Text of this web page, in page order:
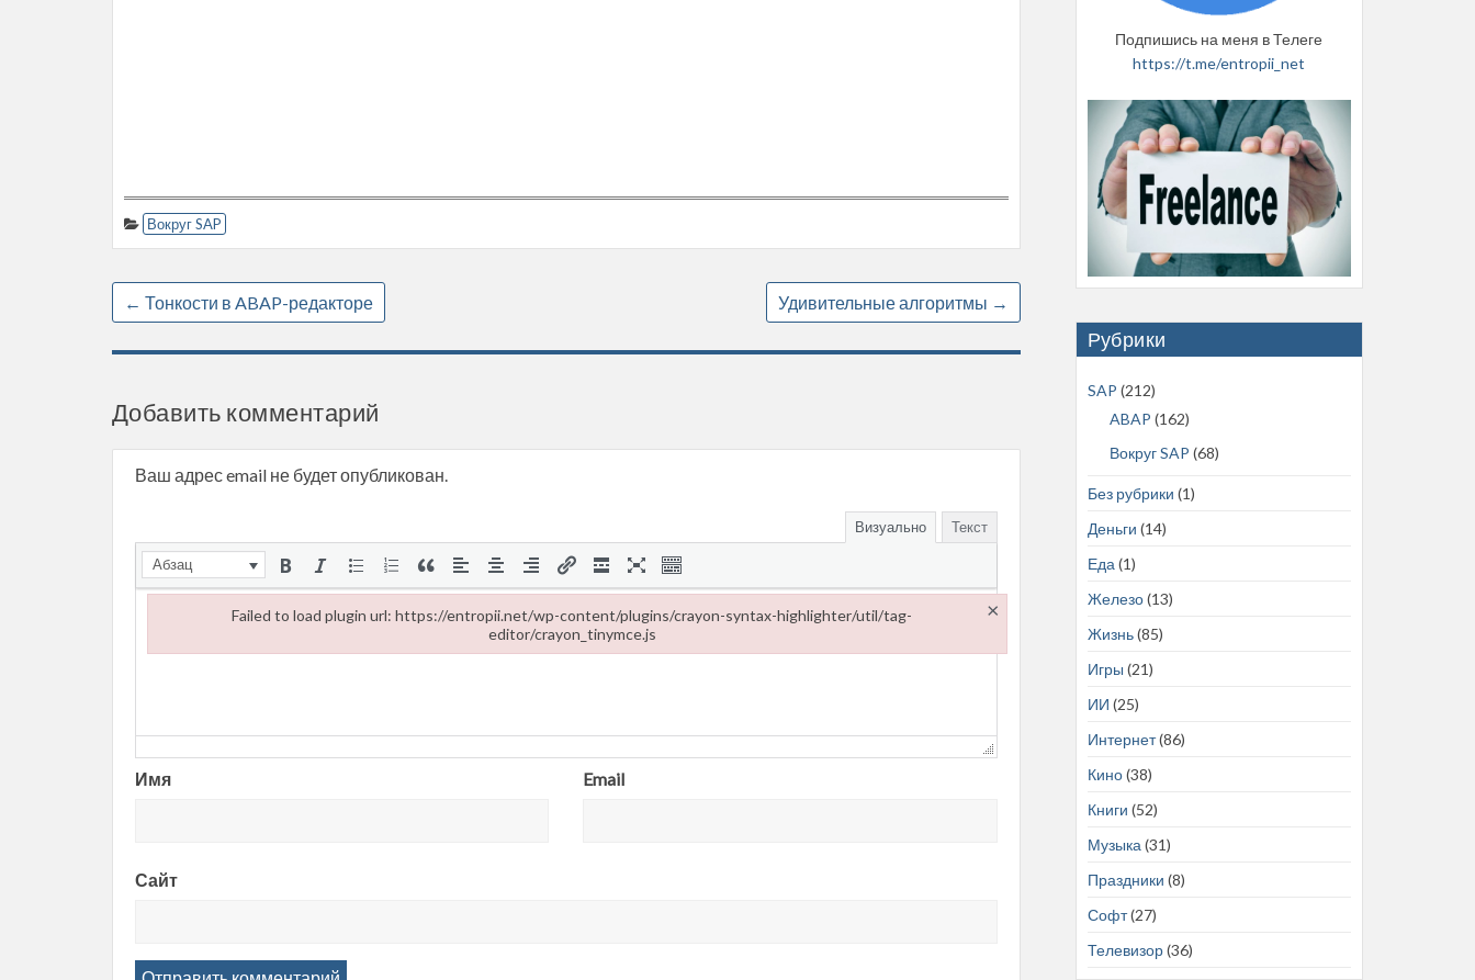
Вокруг SAP
← Тонкости в ABAP-редакторе Удивительные алгоритмы →
Добавить комментарий
Ваш адрес email не будет опубликован.
Визуально Текст
Абзац
Имя Email
Сайт
Подпишись на меня в Телеге
https://t.me/entropii_net
Рубрики
SAP (212)
ABAP (162)
Вокруг SAP (68)
Без рубрики (1)
Деньги (14)
Еда (1)
Железо(13)
Жизнь(85)
Игры (21)
ИИ (25)
Интернет(86)
Кино(38)
Книги (52)
Музыка (31)
Праздники (8)
Софт(27)
Телевизор(36)
Failed to load plugin url: https://entropii.net/wp-content/plugins/crayon-syntax-highlighter/util/tag-
editor/crayon_tinymce.js
×
Failed to load plugin url: https://entropii.net/wp-content/plugins/crayon-syntax-highlighter/util/tag-editor/crayon_tinymce.js